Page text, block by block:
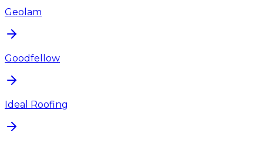
Geolam
Goodfellow
Ideal Roofing